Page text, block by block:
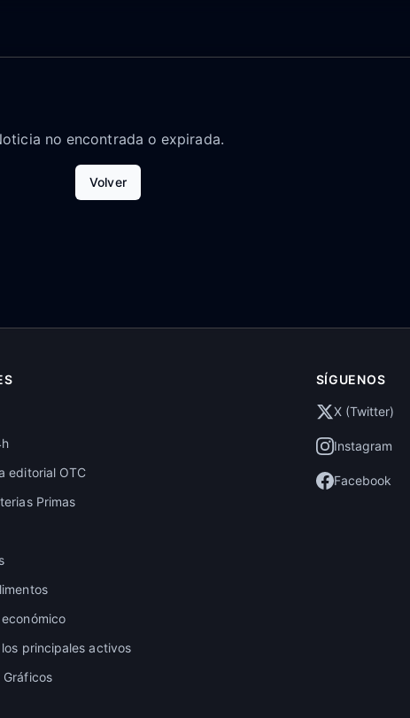
no encontrada o expirada.
Volver
editorial OTC
Primas
principales activos
Gráficos
SÍGUENOS
X (Twitter)
Instagram
Facebook